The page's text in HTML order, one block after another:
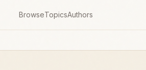
BrowseTopicsAuthors